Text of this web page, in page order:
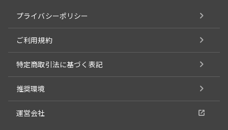
プライバシーポリシー
ご利用規約
特定商取引法に基づく表記
推奨環境
運営会社